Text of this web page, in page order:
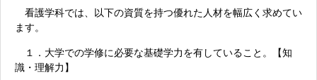
看護学科では、以下の資質を持つ優れた人材を幅広く求めてい
ます。
１．大学での学修に必要な基礎学力を有していること。【知
識・理解力】